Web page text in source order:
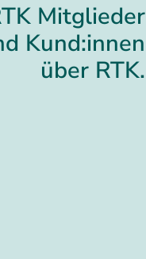
Mitglieder
Kund:innen
über RTK.